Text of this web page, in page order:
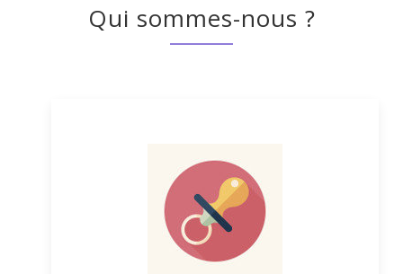
Qui sommes-nous ?